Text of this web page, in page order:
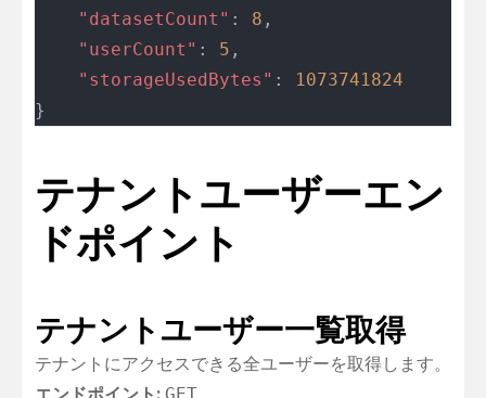
	"datasetCount"
: 8 ,
	"userCount"
: 5 ,
	"storageUsedBytes"
:
1073741824
}
テナントユーザーエン
ドポイント
テナントユーザー一覧取得
テナントにアクセスできる全ユーザーを取得します。